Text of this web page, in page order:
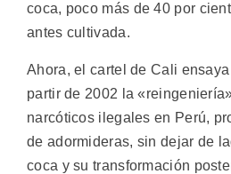
coca, poco más de 40 por
antes cultivada.
Ahora, el cartel de Cali
partir de 2002 la
narcóticos ilegales en Perú,
de adormideras, sin dejar de
coca y su transformación